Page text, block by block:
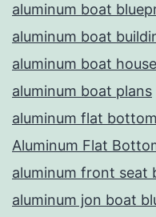
aluminum boat
aluminum boat
aluminum boat
aluminum boat plans
aluminum flat
Aluminum Flat
aluminum front seat
aluminum jon boat